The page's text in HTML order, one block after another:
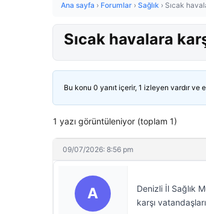
Ana sayfa › Forumlar › Sağlık › Sıcak
Sıcak havalara
Bu konu 0 yanıt içerir, 1 izleyen vardır ve
1 yazı görüntüleniyor (toplam 1)
09/07/2026: 8:56 pm
A
Denizli İl Sağlık
karşı